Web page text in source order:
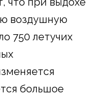
воздушную
750 летучих
большое